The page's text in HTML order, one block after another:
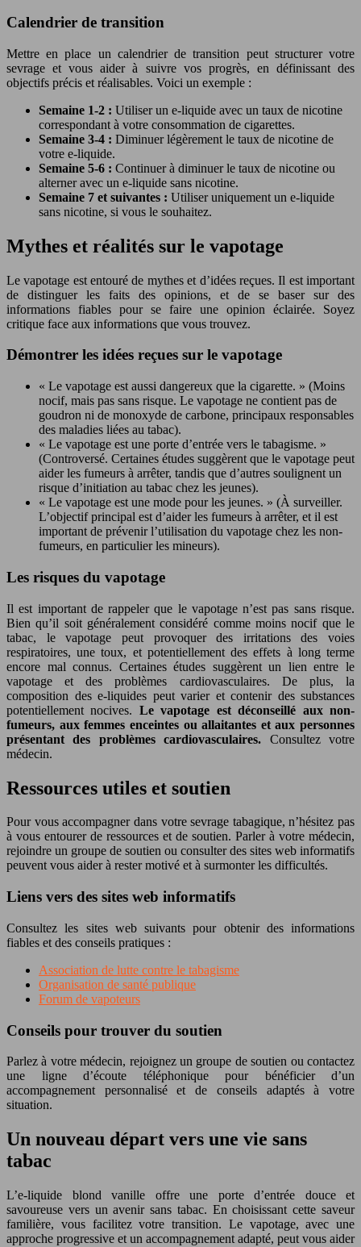
Calendrier de transition
Mettre en place un calendrier de transition peut structurer votre
sevrage et vous aider à suivre vos progrès, en définissant des
objectifs précis et réalisables. Voici un exemple :
Semaine 1-2 : Utiliser un e-liquide avec un taux de nicotine
correspondant à votre consommation de cigarettes.
Semaine 3-4 : Diminuer légèrement le taux de nicotine de
votre e-liquide.
Semaine 5-6 : Continuer à diminuer le taux de nicotine ou
alterner avec un e-liquide sans nicotine.
Semaine 7 et suivantes : Utiliser uniquement un e-liquide
sans nicotine, si vous le souhaitez.
Mythes et réalités sur le vapotage
Le vapotage est entouré de mythes et d’idées reçues. Il est important
de distinguer les faits des opinions, et de se baser sur des
informations fiables pour se faire une opinion éclairée. Soyez
critique face aux informations que vous trouvez.
Démontrer les idées reçues sur le vapotage
« Le vapotage est aussi dangereux que la cigarette. » (Moins
nocif, mais pas sans risque. Le vapotage ne contient pas de
goudron ni de monoxyde de carbone, principaux responsables
des maladies liées au tabac).
« Le vapotage est une porte d’entrée vers le tabagisme. »
(Controversé. Certaines études suggèrent que le vapotage peut
aider les fumeurs à arrêter, tandis que d’autres soulignent un
risque d’initiation au tabac chez les jeunes).
« Le vapotage est une mode pour les jeunes. » (À surveiller.
L’objectif principal est d’aider les fumeurs à arrêter, et il est
important de prévenir l’utilisation du vapotage chez les non-
fumeurs, en particulier les mineurs).
Les risques du vapotage
Il est important de rappeler que le vapotage n’est pas sans risque.
Bien qu’il soit généralement considéré comme moins nocif que le
tabac, le vapotage peut provoquer des irritations des voies
respiratoires, une toux, et potentiellement des effets à long terme
encore mal connus. Certaines études suggèrent un lien entre le
vapotage et des problèmes cardiovasculaires. De plus, la
composition des e-liquides peut varier et contenir des substances
potentiellement nocives. Le vapotage est déconseillé aux non-
fumeurs, aux femmes enceintes ou allaitantes et aux personnes
présentant des problèmes cardiovasculaires. Consultez votre
médecin.
Ressources utiles et soutien
Pour vous accompagner dans votre sevrage tabagique, n’hésitez pas
à vous entourer de ressources et de soutien. Parler à votre médecin,
rejoindre un groupe de soutien ou consulter des sites web informatifs
peuvent vous aider à rester motivé et à surmonter les difficultés.
Liens vers des sites web informatifs
Consultez les sites web suivants pour obtenir des informations
fiables et des conseils pratiques :
Association de lutte contre le tabagisme
Organisation de santé publique
Forum de vapoteurs
Conseils pour trouver du soutien
Parlez à votre médecin, rejoignez un groupe de soutien ou contactez
une ligne d’écoute téléphonique pour bénéficier d’un
accompagnement personnalisé et de conseils adaptés à votre
situation.
Un nouveau départ vers une vie sans
tabac
L’e-liquide blond vanille offre une porte d’entrée douce et
savoureuse vers un avenir sans tabac. En choisissant cette saveur
familière, vous facilitez votre transition. Le vapotage, avec une
approche progressive et un accompagnement adapté, peut vous aider